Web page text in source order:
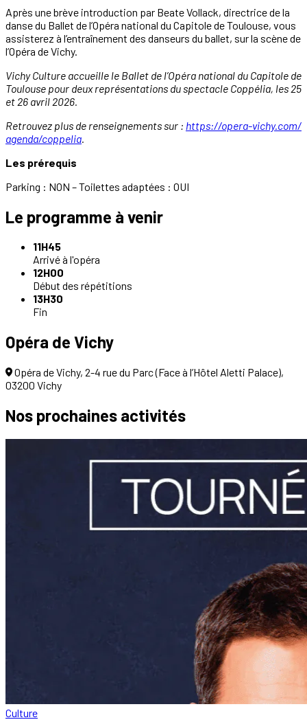
Après une brève introduction par Beate Vollack, directrice de la
danse du Ballet de l’Opéra national du Capitole de Toulouse, vous
assisterez à l’entraînement des danseurs du ballet, sur la scène de
l’Opéra de Vichy.
Vichy Culture accueille le Ballet de l’Opéra national du Capitole de
Toulouse pour deux représentations du spectacle Coppélia, les 25
et 26 avril 2026.
Retrouvez plus de renseignements sur : https://opera-vichy.com/
agenda/coppelia
Les prérequis
Parking : NON – Toilettes adaptées : OUI
Le programme à venir
11H45
Arrivé à l'opéra
12H00
Début des répétitions
13H30
Fin
Opéra de Vichy
Opéra de Vichy, 2-4 rue du Parc (Face à l’Hôtel Aletti Palace),
03200 Vichy
Nos prochaines activités
Culture